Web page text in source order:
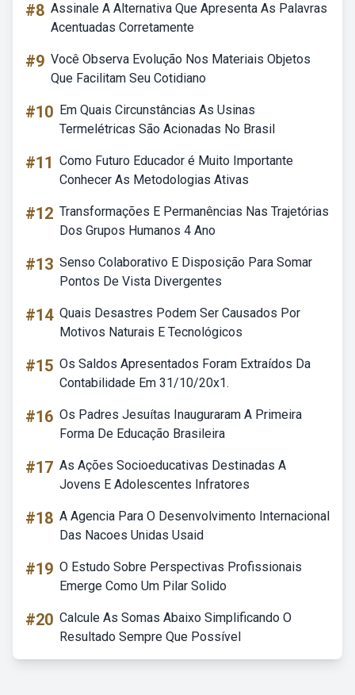
#8 Assinale A Alternativa Que Apresenta As Palavras
Acentuadas Corretamente
#9 Você Observa Evolução Nos Materiais Objetos
Que Facilitam Seu Cotidiano
#10 Em Quais Circunstâncias As Usinas
Termelétricas São Acionadas No Brasil
#11 Como Futuro Educador é Muito Importante
Conhecer As Metodologias Ativas
#12 Transformações E Permanências Nas Trajetórias
Dos Grupos Humanos 4 Ano
#13 Senso Colaborativo E Disposição Para Somar
Pontos De Vista Divergentes
#14 Quais Desastres Podem Ser Causados Por
Motivos Naturais E Tecnológicos
#15 Os Saldos Apresentados Foram Extraídos Da
Contabilidade Em 31/10/20x1.
#16 Os Padres Jesuítas Inauguraram A Primeira
Forma De Educação Brasileira
#17 As Ações Socioeducativas Destinadas A
Jovens E Adolescentes Infratores
#18 A Agencia Para O Desenvolvimento Internacional
Das Nacoes Unidas Usaid
#19 O Estudo Sobre Perspectivas Profissionais
Emerge Como Um Pilar Solido
#20 Calcule As Somas Abaixo Simplificando O
Resultado Sempre Que Possível